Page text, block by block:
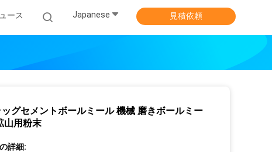
ース Japanese 見積依頼
ッグセメントボールミール 機械 磨きボールミー
山用粉末
詳細: